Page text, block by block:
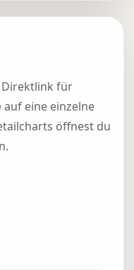
Direktlink für
eine einzelne
öffnest du